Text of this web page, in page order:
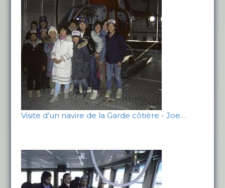
Visite d’un navire de la Garde côtière - Joe…